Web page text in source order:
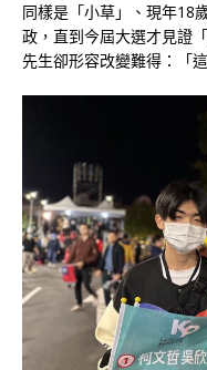
同樣是「小草」、現年18
政，直到今屆大選才見證
先生卻形容改變難得：「